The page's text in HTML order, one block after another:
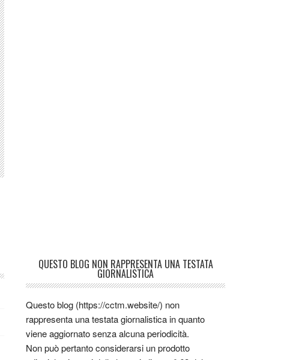
QUESTO BLOG NON RAPPRESENTA UNA TESTATA
GIORNALISTICA
Questo blog (https://cctm.website/) non
rappresenta una testata giornalistica in quanto
viene aggiornato senza alcuna periodicità.
Non può pertanto considerarsi un prodotto